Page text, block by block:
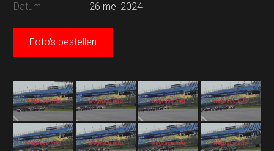
Datum
26 mei 2024
Foto's bestellen